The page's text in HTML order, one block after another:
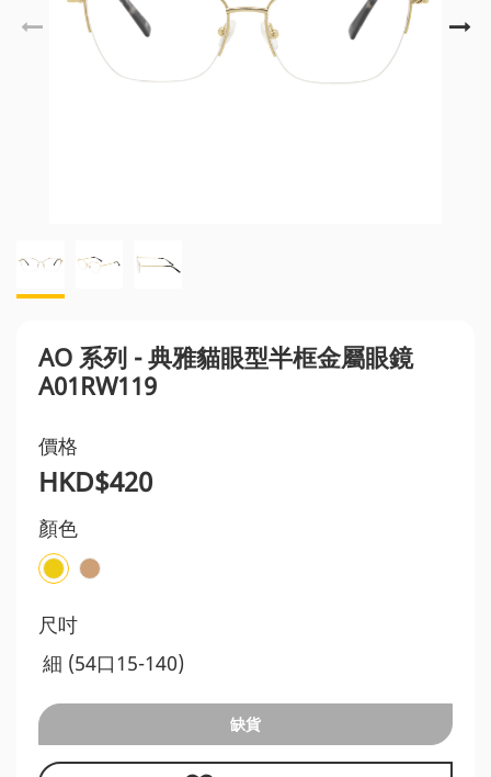
AO 系列 - 典雅貓眼型半框金屬眼鏡
A01RW119
價格
HKD$420
顏色
尺吋
細 (54口15-140)
缺貨